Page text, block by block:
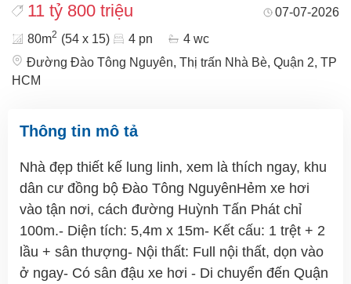
11 tỷ 800 triệu
07-07-2026
80m2 (54 x 15) 4 pn
4 wc
Đường Đào Tông Nguyên, Thị trấn Nhà Bè, Quận 2, TP
HCM
Thông tin mô tả
Nhà đẹp thiết kế lung linh, xem là thích ngay, khu
dân cư đồng bộ Đào Tông NguyênHẻm xe hơi
vào tận nơi, cách đường Huỳnh Tấn Phát chỉ
100m.- Diện tích: 5,4m x 15m- Kết cấu: 1 trệt + 2
lầu + sân thượng- Nội thất: Full nội thất, dọn vào
ở ngay- Có sân đậu xe hơi - Di chuyển đến Quận